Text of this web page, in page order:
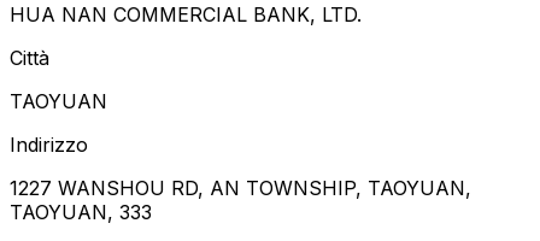
HUA NAN COMMERCIAL BANK, LTD.
Città
TAOYUAN
Indirizzo
1227 WANSHOU RD, AN TOWNSHIP, TAOYUAN,
TAOYUAN, 333